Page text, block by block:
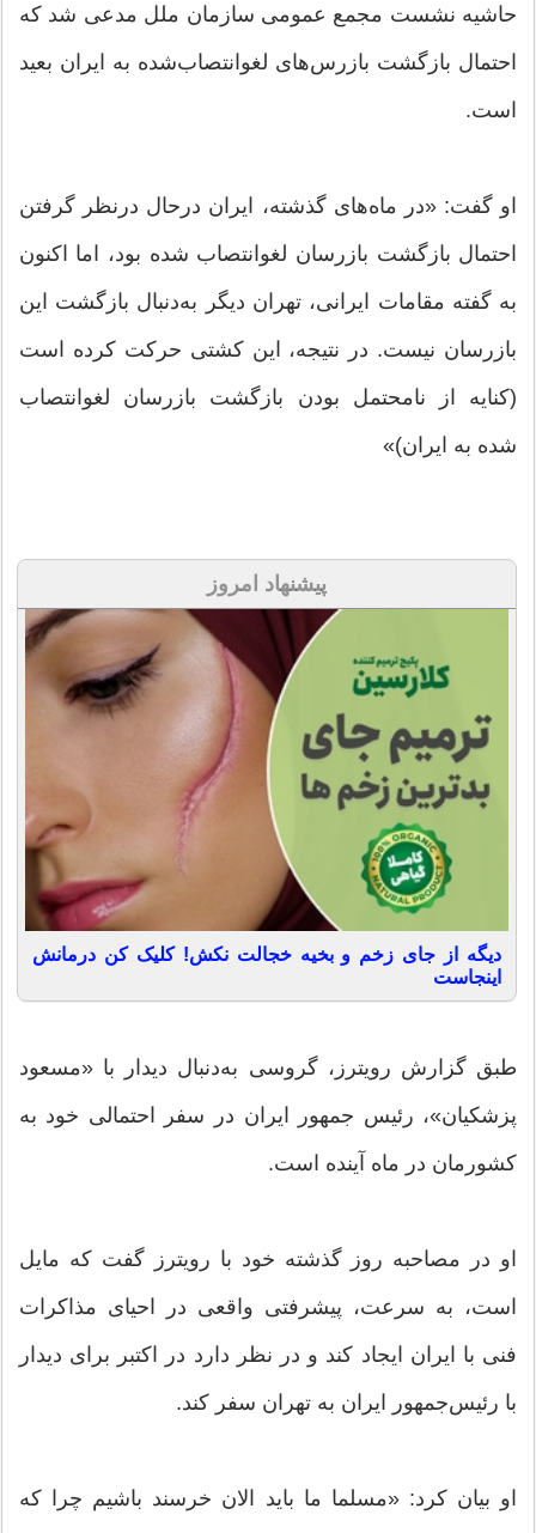
حاشیه نشست مجمع عمومی سازمان ملل مدعی شد که
احتمال بازگشت بازرس‌های لغوانتصاب‌شده به ایران بعید
است.
او گفت: «در ماه‌های گذشته، ایران درحال درنظر گرفتن
احتمال بازگشت بازرسان لغوانتصاب شده بود، اما اکنون
به گفته مقامات ایرانی، تهران دیگر به‌دنبال بازگشت این
بازرسان نیست. در نتیجه، این کشتی حرکت کرده است
(کنایه از نامحتمل بودن بازگشت بازرسان لغوانتصاب
شده به ایران)»
پیشنهاد امروز
دیگه از جای زخم و بخیه خجالت نکش! کلیک کن درمانش
اینجاست
طبق گزارش رویترز، گروسی به‌دنبال دیدار با «مسعود
پزشکیان»، رئیس جمهور ایران در سفر احتمالی خود به
کشورمان در ماه آینده است.
او در مصاحبه روز گذشته خود با رویترز گفت که مایل
است، به سرعت، پیشرفتی واقعی در احیای مذاکرات
فنی با ایران ایجاد کند و در نظر دارد در اکتبر برای دیدار
با رئیس‌جمهور ایران به تهران سفر کند.
او بیان کرد: «مسلما ما باید الان خرسند باشیم چرا که